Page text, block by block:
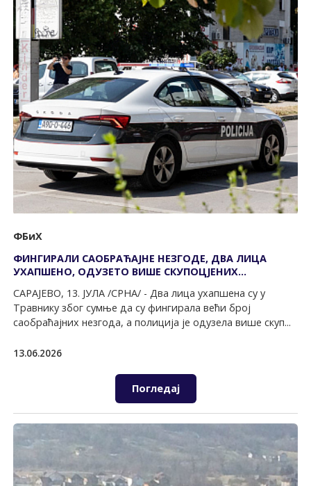
ФБиХ
ФИНГИРАЛИ САОБРАЋАЈНЕ НЕЗГОДЕ, ДВА ЛИЦА
УХАПШЕНО, ОДУЗЕТО ВИШЕ СКУПОЦЈЕНИХ
САРАЈЕВО, 13. ЈУЛА /СРНА/ - Два лица ухапшена су у
Травнику због сумње да су фингирала већи број
саобраћајних незгода, а полиција је одузела више скуп...
13.06.2026
Погледај